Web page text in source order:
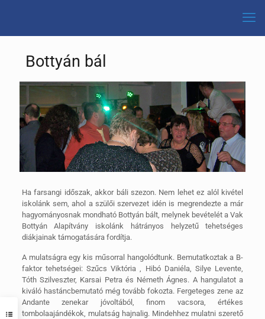
Bottyán bál
Ha farsangi időszak, akkor báli szezon. Nem lehet ez alól kivétel
iskolánk sem, ahol a szülői szervezet idén is megrendezte a már
hagyományosnak mondható Bottyán bált, melynek bevételét a Vak
Bottyán Alapítvány iskolánk hátrányos helyzetű tehetséges
diákjainak támogatására fordítja.
A mulatságra egy kis műsorral hangolódtunk. Bemutatkoztak a B-
faktor tehetségei: Szűcs Viktória , Hibó Daniéla, Silye Levente,
Tóth Szilveszter, Karsai Petra és Németh Ágnes. A hangulatot a
kiváló hastáncbemutató még tovább fokozta. Fergeteges zene az
Andante zenekar jóvoltából, finom vacsora, értékes
tombolaajándékok, mulatság hajnalig. Mindehhez mulatni szerető